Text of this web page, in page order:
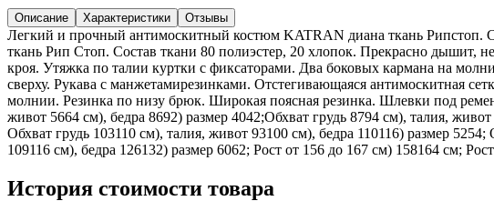
Описание Характеристики Отзывы
Легкий и прочный антимоскитный костюм KATRAN диана ткань Рипстоп.
ткань Рип Стоп. Состав ткани 80 полиэстер, 20 хлопок. Прекрасно дышит,
кроя. Утяжка по талии куртки с фиксаторами. Два боковых кармана на
сверху. Рукава с манжетамирезинками. Отстегивающаяся антимоскитная
молнии. Резинка по низу брюк. Широкая поясная резинка. Шлевки под
живот 5664 см), бедра 8692) размер 4042;Обхват грудь 8794 см), талия,
Обхват грудь 103110 см), талия, живот 93100 см), бедра 110116) размер
109116 см), бедра 126132) размер 6062; Рост от 156 до 167 см) 158164 см;
История стоимости товара